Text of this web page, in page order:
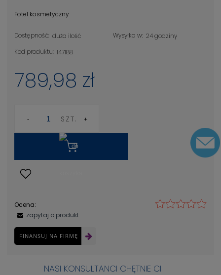
Fotel kosmetyczny
Dostępność: duża ilość Wysyłka w: 24 godziny
Kod produktu: 147188
789,98 zł
SZT.
Ocena:
zapytaj o produkt
FINANSUJ NA FIRMĘ
NASI KONSULTANCI CHĘTNIE CI